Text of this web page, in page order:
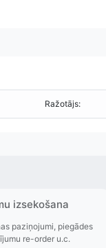
Ražotājs: